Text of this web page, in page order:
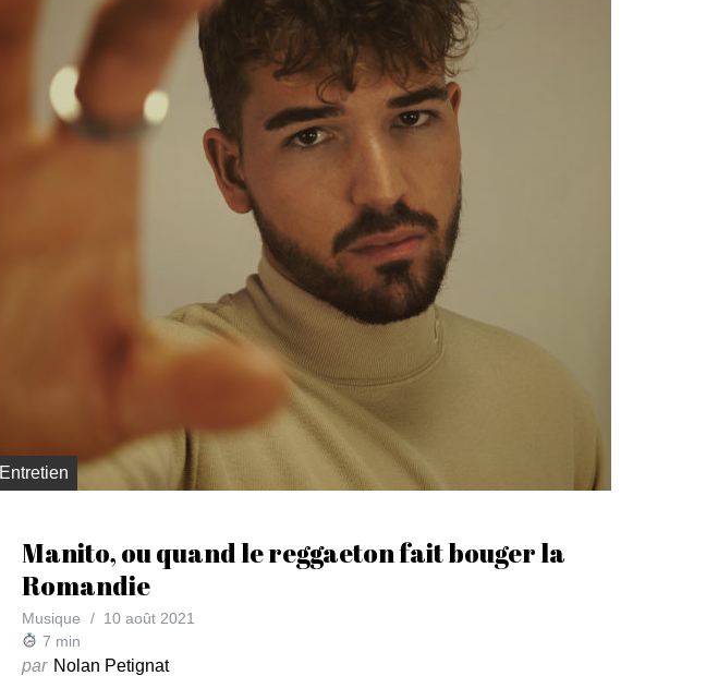
Entretien
Manito, ou quand le reggaeton fait bouger la
Romandie
Musique
10 août 2021
7 min
par Nolan Petignat